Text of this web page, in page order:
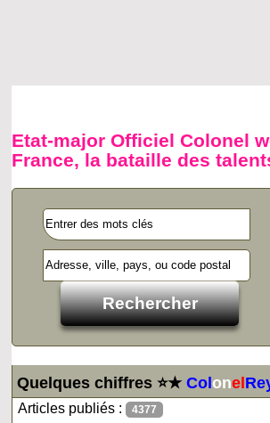
Etat-major Officiel Colonel
France, la bataille des
Quelques chiffres ⭐★Colonel
Articles publiés : 4377